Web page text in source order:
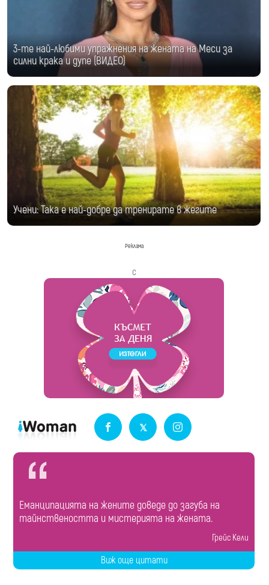
3-те най-любими упражнения на жената на Меси за
силни крака и дупе (ВИДЕО)
Учени: Така е най-добре да тренирате в жегите
Реклама
с
Еманципацията на жените доведе до загуба на
тайнствеността и мистерията на жената.
Грейс Кели
Виж още цитати